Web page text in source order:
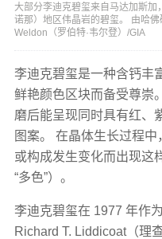
大部分李迪克碧玺来自马达加斯
诺那）地区伟晶岩的碧玺。 由哈
Weldon（罗伯特·韦尔登）/GIA
李迪克碧玺是一种含钙丰
鲜艳颜色区块而备受尊崇
磨后能呈现同时具有红、
图案。 在晶体生长过程
或构成发生变化而出现这
“多色”）。
李迪克碧玺在 1977 年作
Richard T. Liddicoat（理